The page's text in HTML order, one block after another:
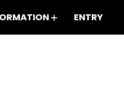
ENTRY